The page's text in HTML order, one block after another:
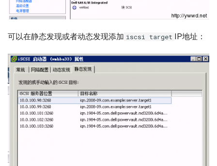
Docker inspect 命令
Docker with an unknown CA
certificate
Docker logs 命令
Docker 设置容器环境变量
Docker 容器端口映射
容器多个进程
CentOS 使用阿里Yum源
ssldump 命令
make 命令
vsftp 配置白/白名单
Unix 发展历史
Linux系统定制PS1变量
NFS nobody权限问题
XenServer 更改桥接网络模式
Hyper-V 虚拟机导入导出
Hyper-V 限制虚拟机CPU资源
VMware vSphere 客户端报错
VMware vSphere Web客户端
VMware vSphere 5.5 发布
Oracle 常用Sql语句
Oracle sqlplus
DRBD 状态含义
DRBD 故障测试及脑裂处理
使用 DRBD 与 Heartbeat 实现
Mysql 高可用
可以在静态发现或者动态发现添加 iscsi target IP地址：